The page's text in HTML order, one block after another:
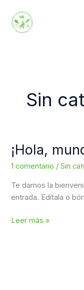
contenido
Sin
¡Hola,
1 comentario /Sin
Te damos la
entrada. Edítala o
¡Hola,
mundo!
Leer más »